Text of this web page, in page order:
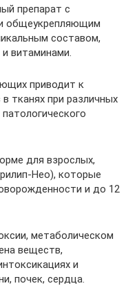
препарат с
общеукрепляющим
составом,
витаминами.
приводит к
тканях при различных
для взрослых,
Нео), которые
и до 12
метаболическом
веществ,
и
почек, сердца.